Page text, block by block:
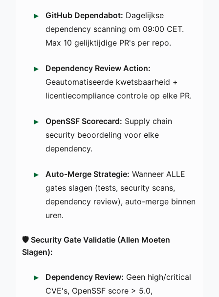
GitHub Dependabot: Dagelijkse
dependency scanning om 09:00 CET.
Max 10 gelijktijdige PR's per repo.
Dependency Review Action:
Geautomatiseerde kwetsbaarheid +
licentiecompliance controle op elke PR.
OpenSSF Scorecard: Supply chain
security beoordeling voor elke
dependency.
Auto-Merge Strategie: Wanneer ALLE
gates slagen (tests, security scans,
dependency review), auto-merge binnen
uren.
🛡️ Security Gate Validatie (Allen Moeten
Slagen):
Dependency Review: Geen high/critical
CVE's, OpenSSF score > 5.0,